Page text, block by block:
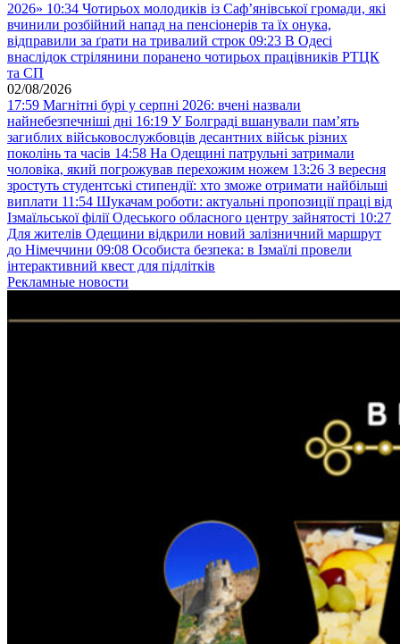
2026» 10:34 Чотирьох молодиків із Саф’янівської громади, які
вчинили розбійний напад на пенсіонерів та їх онука,
відправили за ґрати на тривалий строк 09:23 В Одесі
внаслідок стрілянини поранено чотирьох працівників РТЦК
та СП
02/08/2026
17:59 Магнітні бурі у серпні 2026: вчені назвали
найнебезпечніші дні 16:19 У Болграді вшанували пам’ять
загиблих військовослужбовців десантних військ різних
поколінь та часів 14:58 На Одещині патрульні затримали
чоловіка, який погрожував перехожим ножем 13:26 З вересня
зростуть студентські стипендії: хто зможе отримати найбільші
виплати 11:54 Шукачам роботи: актуальні пропозиції праці від
Ізмаїльської філії Одеського обласного центру зайнятості 10:27
Для жителів Одещини відкрили новий залізничний маршрут
до Німеччини 09:08 Особиста безпека: в Ізмаїлі провели
інтерактивний квест для підлітків
Рекламные новости